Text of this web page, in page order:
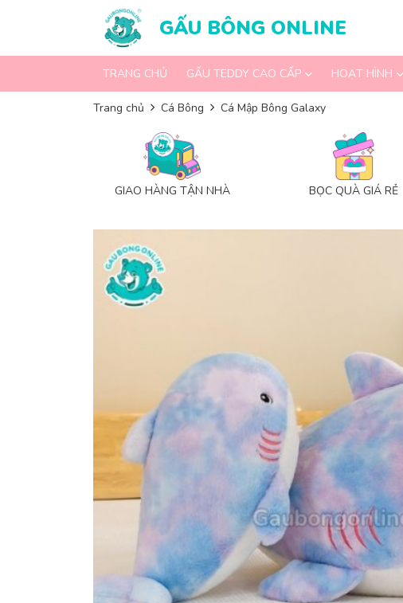
GẤU BÔNG ONLINE
TRANG CHỦ GẤU TEDDY CAO CẤP HOẠT HÌNH
Trang chủ Cá Bông Cá Mập Bông Galaxy
GIAO HÀNG TẬN NHÀ BỌC QUÀ GIÁ RẺ